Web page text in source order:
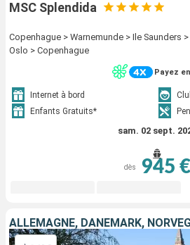
MSC Splendida
Copenhague > Warnemunde > Ile Saunders
Oslo > Copenhague
Payez
Internet à bord
Enfants Gratuits*
sam. 02 sept.
dès 945 €
ALLEMAGNE, DANEMARK,